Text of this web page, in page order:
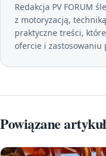
Redakcja PV FORUM
z motoryzacją,
praktyczne treści,
ofercie i zastosowaniu
Powiązane